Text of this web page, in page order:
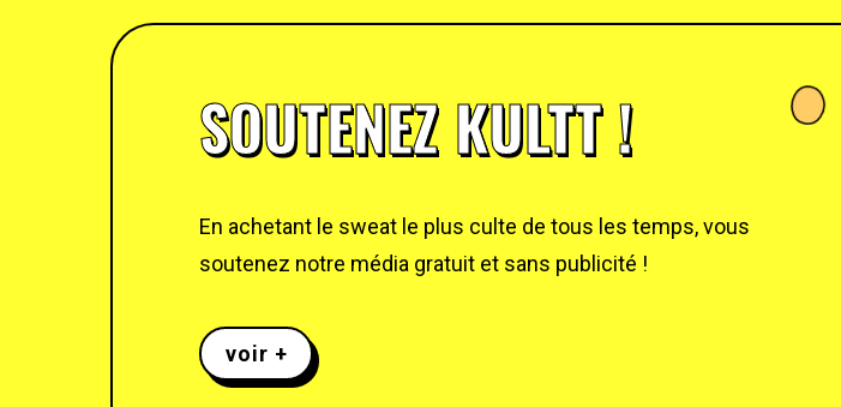
SOUTENEZ KULTT !
En achetant le sweat le plus culte de tous les temps, vous
soutenez notre média gratuit et sans publicité !
voir +